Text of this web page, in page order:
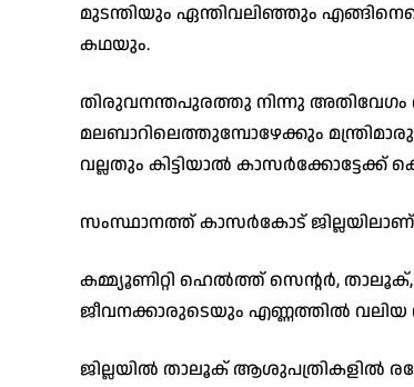
മുടന്തിയും ഏന്തിവലിഞ്ഞും
കഥയും.
തിരുവനന്തപുരത്തു നിന്നു
മലബാറിലെത്തുമ്പോഴേക്കും
വല്ലതും കിട്ടിയാൽ
സംസ്ഥാനത്ത് കാസർകോട്
കമ്മ്യൂണിറ്റി ഹെൽത്ത്‌ സെന്റർ,
ജീവനക്കാരുടെയും എണ്ണത്തിൽ വലിയ
ജില്ലയിൽ താലൂക് ആശുപത്രികളിൽ